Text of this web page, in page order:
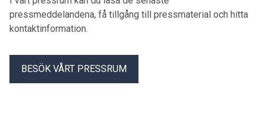
pressmeddelandena, få tillgång till pressmaterial och hitta
kontaktinformation.
BESÖK VÅRT PRESSRUM